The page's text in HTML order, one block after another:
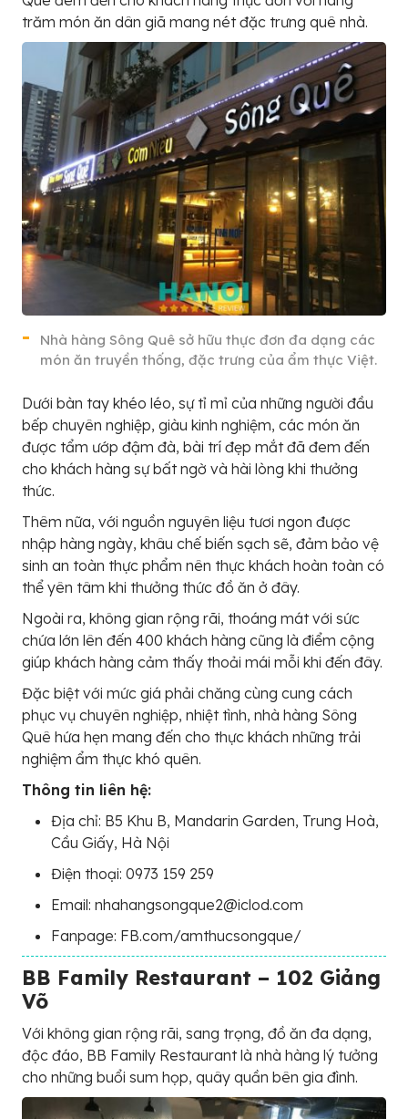
trăm món ăn dân giã mang nét đặc trưng quê nhà.
Nhà hàng Sông Quê sở hữu thực đơn đa dạng các
món ăn truyền thống, đặc trưng của ẩm thực Việt.
Dưới bàn tay khéo léo, sự tỉ mỉ của những người đầu
bếp chuyên nghiệp, giàu kinh nghiệm, các món ăn
được tẩm ướp đậm đà, bài trí đẹp mắt đã đem đến
cho khách hàng sự bất ngờ và hài lòng khi thưởng
thức.
Thêm nữa, với nguồn nguyên liệu tươi ngon được
nhập hàng ngày, khâu chế biến sạch sẽ, đảm bảo vệ
sinh an toàn thực phẩm nên thực khách hoàn toàn có
thể yên tâm khi thưởng thức đồ ăn ở đây.
Ngoài ra, không gian rộng rãi, thoáng mát với sức
chứa lớn lên đến 400 khách hàng cũng là điểm cộng
giúp khách hàng cảm thấy thoải mái mỗi khi đến đây.
Đặc biệt với mức giá phải chăng cùng cung cách
phục vụ chuyên nghiệp, nhiệt tình, nhà hàng Sông
Quê hứa hẹn mang đến cho thực khách những trải
nghiệm ẩm thực khó quên.
Thông tin liên hệ:
Địa chỉ: B5 Khu B, Mandarin Garden, Trung Hoà,
Cầu Giấy, Hà Nội
Điện thoại: 0973 159 259
Email: nhahangsongque2@iclod.com
Fanpage: FB.com/amthucsongque/
BB Family Restaurant – 102 Giảng
Võ
Với không gian rộng rãi, sang trọng, đồ ăn đa dạng,
độc đáo, BB Family Restaurant là nhà hàng lý tưởng
cho những buổi sum họp, quây quần bên gia đình.